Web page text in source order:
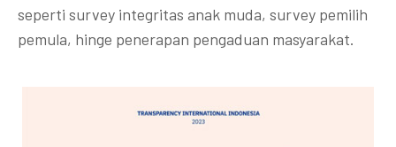
seperti survey integritas anak muda, survey pemilih
pemula, hinge penerapan pengaduan masyarakat.